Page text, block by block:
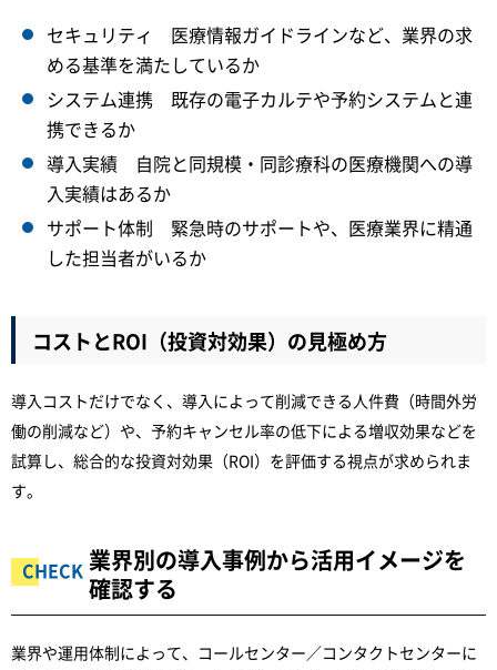
セキュリティ 医療情報ガイドラインなど、業界の求
める基準を満たしているか
システム連携 既存の電子カルテや予約システムと連
携できるか
導入実績 自院と同規模・同診療科の医療機関への導
入実績はあるか
サポート体制 緊急時のサポートや、医療業界に精通
した担当者がいるか
コストとROI（投資対効果）の見極め方
導入コストだけでなく、導入によって削減できる人件費（時間外労
働の削減など）や、予約キャンセル率の低下による増収効果などを
試算し、総合的な投資対効果（ROI）を評価する視点が求められま
す。
業界別の導入事例から活用イメージを
確認する
業界や運用体制によって、コールセンター／コンタクトセンターに